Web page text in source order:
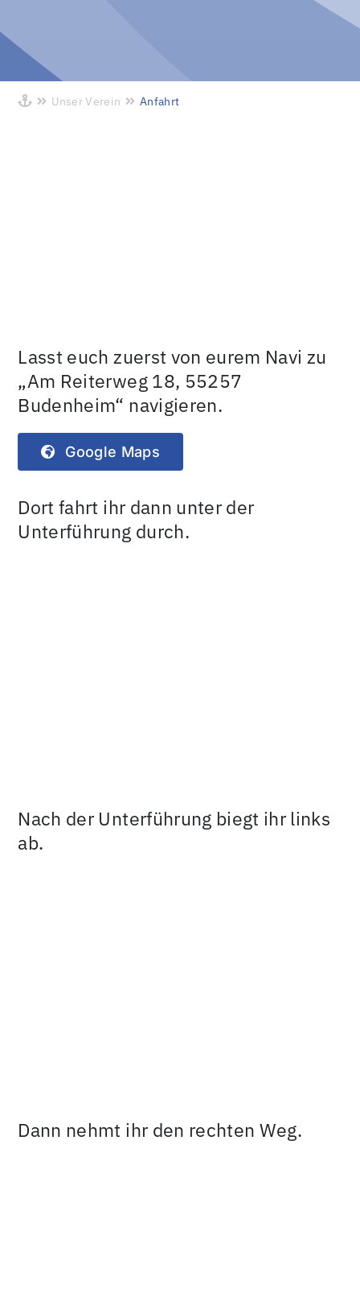
Unser Verein Anfahrt
Lasst euch zuerst von eurem Navi zu
„Am Reiterweg 18, 55257
Budenheim“ navigieren.
Google Maps
Dort fahrt ihr dann unter der
Unterführung durch.
Nach der Unterführung biegt ihr links
ab.
Dann nehmt ihr den rechten Weg.